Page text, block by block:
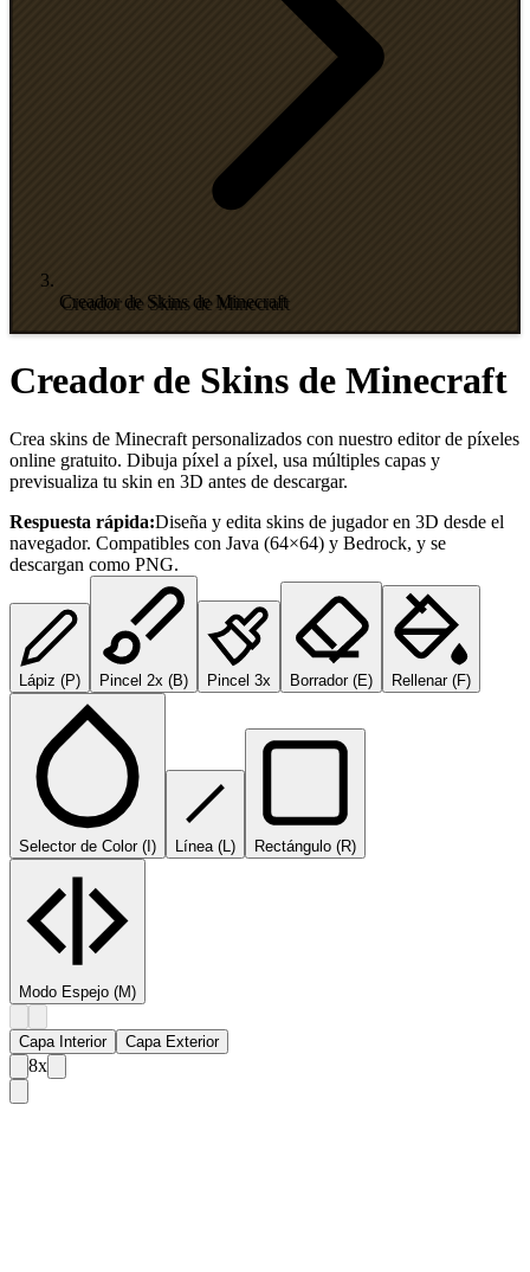
Creador de Skins de Minecraft
Creador de Skins de Minecraft
Crea skins de Minecraft personalizados con nuestro editor de píxeles
online gratuito. Dibuja píxel a píxel, usa múltiples capas y
previsualiza tu skin en 3D antes de descargar.
Respuesta rápida:Diseña y edita skins de jugador en 3D desde el
navegador. Compatibles con Java (64×64) y Bedrock, y se
descargan como PNG.
Lápiz (P) Pincel 2x (B) Pincel 3x Borrador (E) Rellenar (F)
Selector de Color ( ) Línea ( ) Rectángulo (R)
Modo Espejo (M)
Capa Interior Capa Exterior
8x